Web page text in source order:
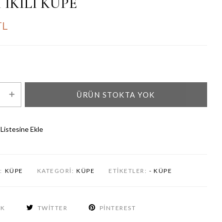
ÜRÜN STOKTA YOK
Ekle
KÜPE KATEGORI: KÜPE ETIKETLER: - KÜPE
TWITTER PINTEREST